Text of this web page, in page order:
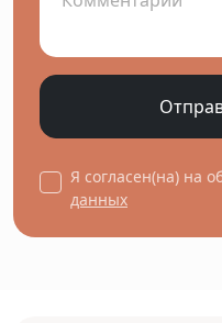
Я согласен(на) на
данных